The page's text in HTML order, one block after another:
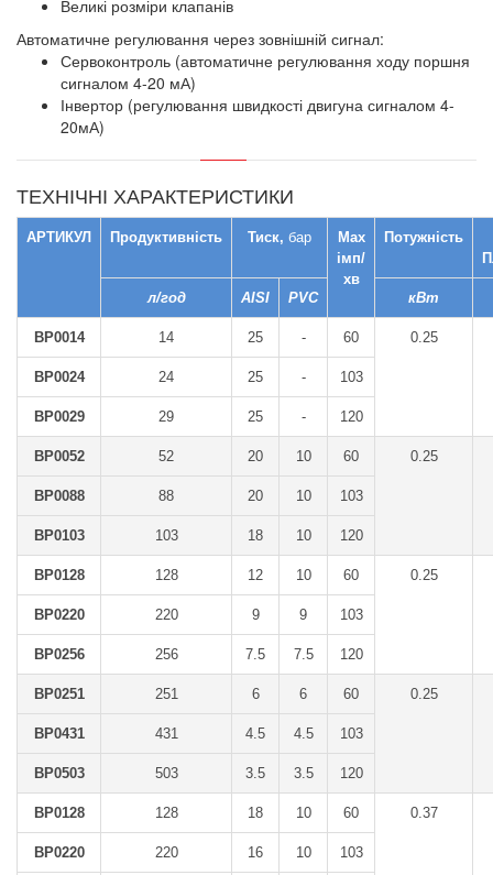
Великі розміри клапанів
Автоматичне регулювання через зовнішній сигнал:
Сервоконтроль (автоматичне регулювання ходу поршня
сигналом 4-20 мА)
Інвертор (регулювання швидкості двигуна сигналом 4-
20мА)
ТЕХНІЧНІ ХАРАКТЕРИСТИКИ
АРТИКУЛ Продуктивність Тиск, бар
Max
імп/
хв
Потужність
л/год AISI PVC кВт
BP0014 14 25 - 60 0.25
BP0024 24 25 - 103
BP0029 29 25 - 120
BP0052 52 20 10 60 0.25
BP0088 88 20 10 103
BP0103 103 18 10 120
BP0128 128 12 10 60 0.25
BP0220 220 9 9 103
BP0256 256 7.5 7.5 120
BP0251 251 6 6 60 0.25
BP0431 431 4.5 4.5 103
BP0503 503 3.5 3.5 120
BP0128 128 18 10 60 0.37
BP0220 220 16 10 103